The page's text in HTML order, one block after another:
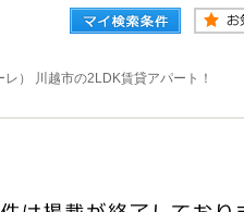
川越市の2LDK賃貸アパート！